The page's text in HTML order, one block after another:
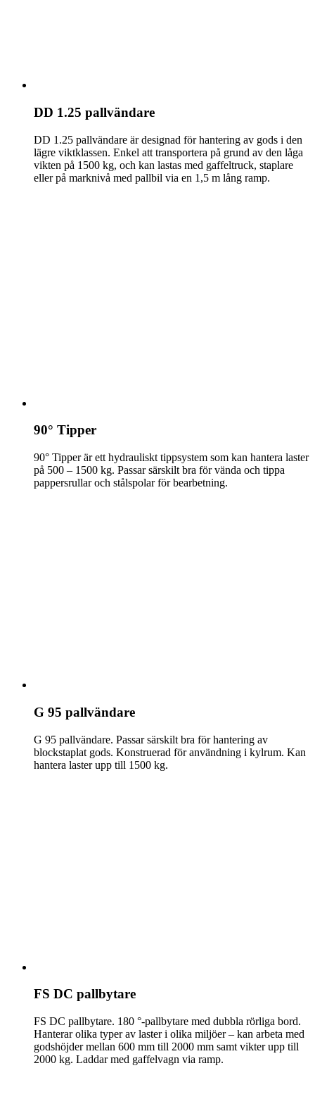
DD 1.25 pallvändare
DD 1.25 pallvändare är designad för hantering av gods i den
lägre viktklassen. Enkel att transportera på grund av den låga
vikten på 1500 kg, och kan lastas med gaffeltruck, staplare
eller på marknivå med pallbil via en 1,5 m lång ramp.
90° Tipper
90° Tipper är ett hydrauliskt tippsystem som kan hantera laster
på 500 – 1500 kg. Passar särskilt bra för vända och tippa
pappersrullar och stålspolar för bearbetning.
G 95 pallvändare
G 95 pallvändare. Passar särskilt bra för hantering av
blockstaplat gods. Konstruerad för användning i kylrum. Kan
hantera laster upp till 1500 kg.
FS DC pallbytare
FS DC pallbytare. 180 °-pallbytare med dubbla rörliga bord.
Hanterar olika typer av laster i olika miljöer – kan arbeta med
godshöjder mellan 600 mm till 2000 mm samt vikter upp till
2000 kg. Laddar med gaffelvagn via ramp.